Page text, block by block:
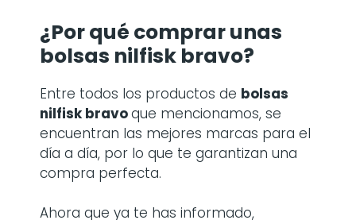
¿Por qué comprarunas
bolsas nilfisk bravo?
Entre todos los productos de bolsas
nilfisk bravoque mencionamos, se
encuentran las mejores marcas para el
día a día, por lo que te garantizan una
compra perfecta.
Ahora que ya te has informado,